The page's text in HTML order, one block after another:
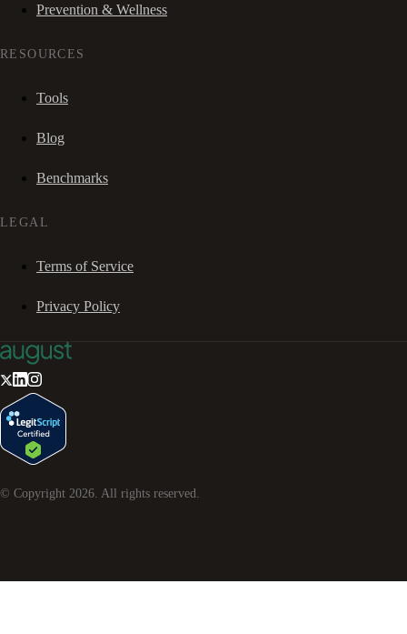
Prevention & Wellness
RESOURCES
Tools
Blog
Benchmarks
LEGAL
Terms of Service
Privacy Policy
© Copyright 2026 . All rights reserved.